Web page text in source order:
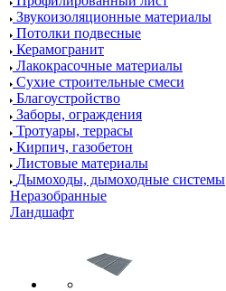
Звукоизоляционные материалы
Потолки подвесные
Керамогранит
Лакокрасочные материалы
Сухие строительные смеси
Благоустройство
Заборы, ограждения
Тротуары, террасы
Кирпич, газобетон
Листовые материалы
Дымоходы, дымоходные системы
Неразобранные
Ландшафт